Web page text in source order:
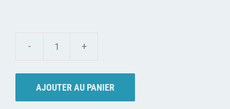
quantité
Unosider
Pavillon
AJOUTER AU PANIER